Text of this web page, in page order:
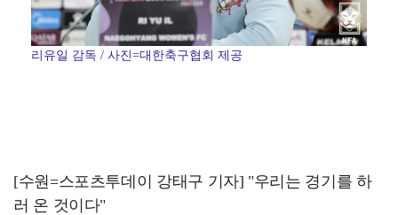
리유일 감독 / 사진=대한축구협회 제공
[수원=스포츠투데이 강태구 기자] "우리는 경기를 하
러 온 것이다"